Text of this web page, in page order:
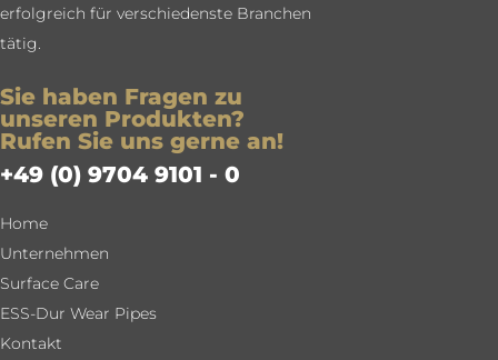
erfolgreich für verschiedenste Branchen
tätig.
Sie haben Fragen zu
unseren Produkten?
Rufen Sie uns gerne an!
+49 (0) 9704 9101 - 0
Home
Unternehmen
Surface Care
ESS-Dur Wear Pipes
Kontakt